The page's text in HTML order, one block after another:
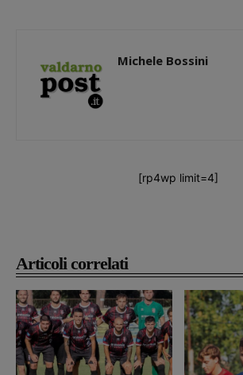
Articoli correlati
Michele Bossini
[rp4wp limit=4]